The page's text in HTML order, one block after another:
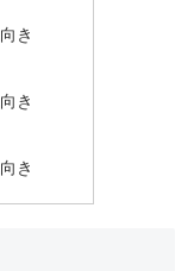
き
き
き